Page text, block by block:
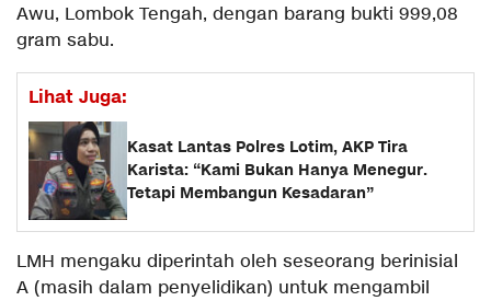
Awu, Lombok Tengah, dengan barang bukti 999,08
gram sabu.
Lihat Juga:
Kasat Lantas Polres Lotim, AKP Tira
Karista: “Kami Bukan Hanya Menegur.
Tetapi Membangun Kesadaran”
LMH mengaku diperintah oleh seseorang berinisial
A (masih dalam penyelidikan) untuk mengambil